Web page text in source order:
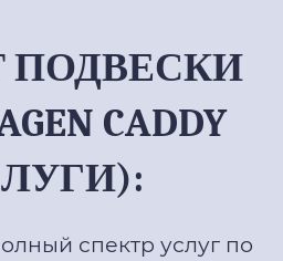
ПОДВЕСКИ
CADDY
спектр услуг по